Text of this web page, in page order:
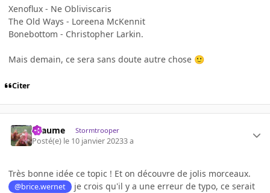
Xenoflux - Ne Obliviscaris
The Old Ways - Loreena McKennit
Bonebottom - Christopher Larkin.
Mais demain, ce sera sans doute autre chose 🙂
Citer
Lyaume Stormtrooper
Posté(e) le 10 janvier 20233 a
Très bonne idée ce topic ! Et on découvre de jolis morceaux.
@brice.wernet
je crois qu'il y a une erreur de typo, ce serait